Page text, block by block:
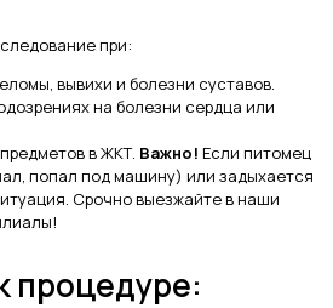
при:
вывихи и болезни суставов.
на болезни сердца или
в ЖКТ. Важно! Если питомец
попал под машину) или задыхается
Срочно выезжайте в наши
процедуре: